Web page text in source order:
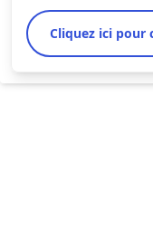
Cliquez ici pour